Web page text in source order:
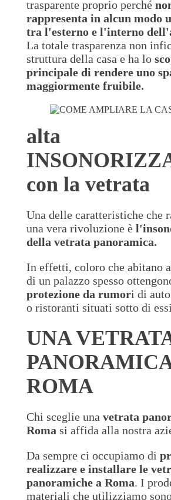
trasparente proprio perché
rappresenta in alcun modo
tra l'esterno e l'interno
La totale trasparenza non
struttura della casa e ha lo
principale di rendere uno
maggiormente fruibile.
alta
con la vetrata
Una delle caratteristiche che
una vera rivoluzione è
della vetrata panoramica.
In effetti, coloro che abitano
di un palazzo spesso
protezione da rumori di
o ristoranti situati sotto di
UNA
ROMA
Chi sceglie una vetrata
Roma si affida alla nostra
Da sempre ci occupiamo di
realizzare e installare le
panoramiche a Roma. I
materiali che utilizziamo